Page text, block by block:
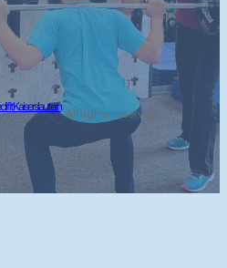
Kaiserslautern
· All rights reserved